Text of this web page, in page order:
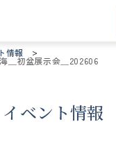
べる自由を。玉泉院
情報
＿初盆展示会＿202606
イベント情報